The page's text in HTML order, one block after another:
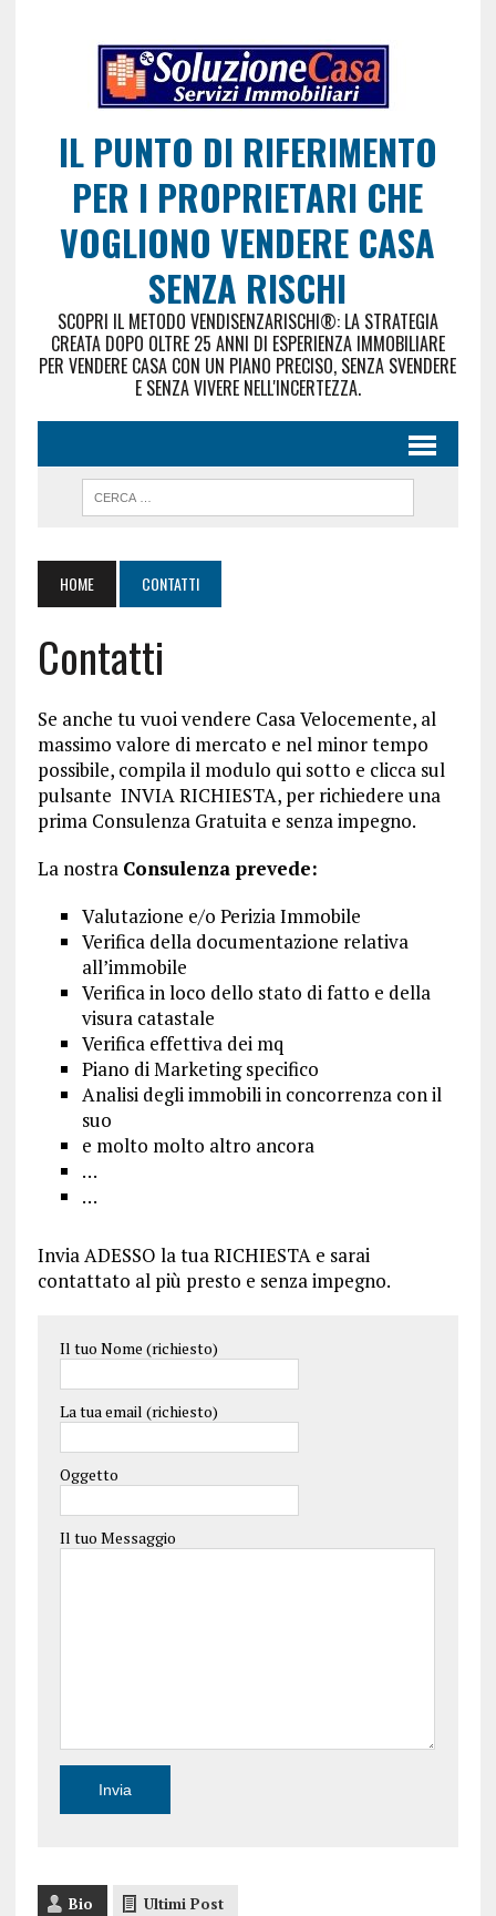
IL PUNTO DI RIFERIMENTO
PER I PROPRIETARI CHE
VOGLIONO VENDERE CASA
SENZA RISCHI
SCOPRI IL METODO VENDISENZARISCHI®: LA STRATEGIA
CREATA DOPO OLTRE 25 ANNI DI ESPERIENZA IMMOBILIARE
PER VENDERE CASA CON UN PIANO PRECISO, SENZA SVENDERE
E SENZA VIVERE NELL'INCERTEZZA.
HOME CONTATTI
Contatti
Se anche tu vuoi vendere Casa Velocemente, al
massimo valore di mercato e nel minor tempo
possibile, compila il modulo qui sotto e clicca sul
pulsante INVIA RICHIESTA, per richiedere una
prima Consulenza Gratuita e senza impegno.
La nostra Consulenza prevede:
Valutazione e/o Perizia Immobile
Verifica della documentazione relativa
all’immobile
Verifica in loco dello stato di fatto e della
visura catastale
Verifica effettiva dei mq
Piano di Marketing specifico
Analisi degli immobili in concorrenza con il
suo
e molto molto altro ancora
…
…
Invia ADESSO la tua RICHIESTA e sarai
contattato al più presto e senza impegno.
Il tuo Nome (richiesto)
La tua email (richiesto)
Oggetto
Il tuo Messaggio
Bio Ultimi Post